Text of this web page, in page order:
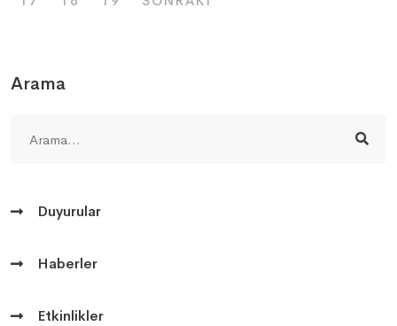
Arama
Duyurular
Haberler
Etkinlikler